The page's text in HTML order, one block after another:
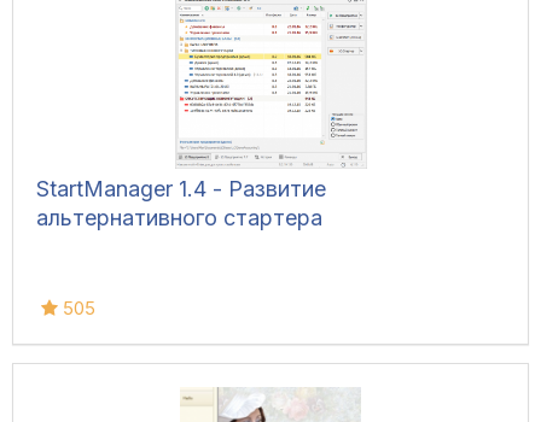
StartManager 1.4 - Развитие
альтернативного стартера
505